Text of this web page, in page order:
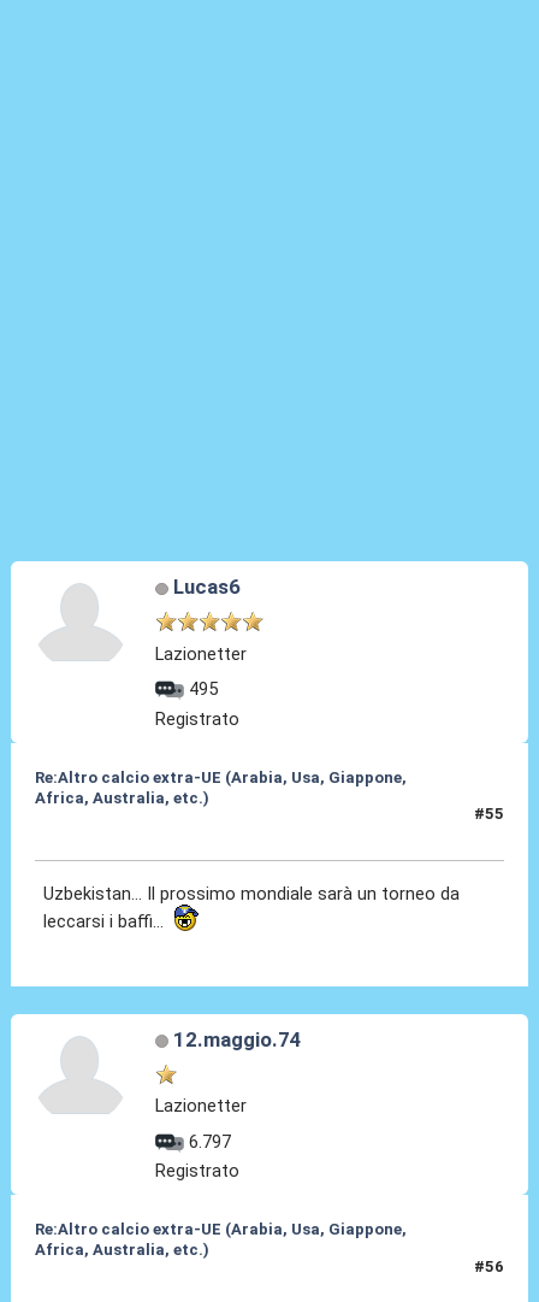
Lucas6
Lazionetter
495
Registrato
Re:Altro calcio extra-UE (Arabia, Usa, Giappone,
Africa, Australia, etc.)
#55
Uzbekistan... Il prossimo mondiale sarà un torneo da
leccarsi i baffi...
12.maggio.74
Lazionetter
6.797
Registrato
Re:Altro calcio extra-UE (Arabia, Usa, Giappone,
Africa, Australia, etc.)
#56